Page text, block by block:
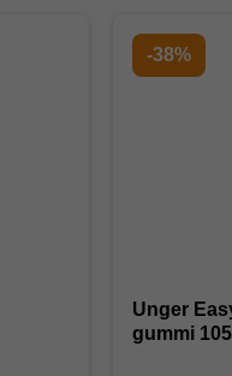
-38%
Unger Easy-
gummi